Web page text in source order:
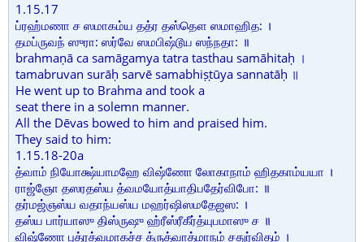
1.15.17
ப்ரஹ்மணா ச ஸமாகம்ய தத்ர தஸ்தௌ ஸமாஹித: ।
தமப்ருவந் ஸுரா: ஸர்வே ஸமபிஷ்டூய ஸந்நதா: ॥
brahmaṇā ca samāgamya tatra tasthau samāhitaḥ ।
tamabruvan surāḥ sarvē samabhiṣṭūya sannatāḥ ॥
He went up to Brahma and took a
seat there in a solemn manner.
All the Dēvas bowed to him and praised him.
They said to him:
1.15.18-20a
த்வாம் நியோக்ஷ்யாமஹே விஷ்ணோ லோகாநாம் ஹிதகாம்யயா ।
ராஜ்ஞோ தஸரதஸ்ய த்வமயோத்யாதிபதேர்விபோ: ॥
தர்மஜ்ஞஸ்ய வதாந்யஸ்ய மஹர்ஷிஸமதேஜஸ: ।
தஸ்ய பார்யாஸு திஸ்ருஷு ஹ்ரீஸ்ரீகீர்த்யுபமாஸு ச ॥
விஷ்ணோ புத்ரத்வமாகச்ச க்ருத்வாத்மாநம் சதுர்விதம் ।